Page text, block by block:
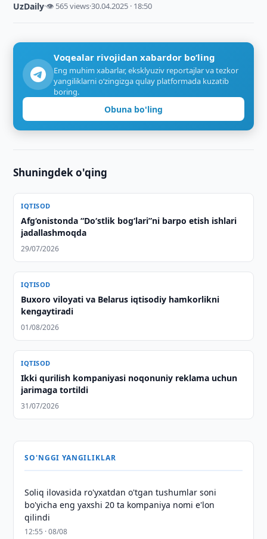
UzDaily·👁 565 views·30.04.2025 · 18:50
Voqealar rivojidan xabardor bo‘ling
Eng muhim xabarlar, eksklyuziv reportajlar va tezkor
yangiliklarni o‘zingizga qulay platformada kuzatib
boring.
Obuna bo'ling
Shuningdek o'qing
IQTISOD
Afg‘onistonda “Do‘stlik bog‘lari”ni barpo etish ishlari
jadallashmoqda
29/07/2026
IQTISOD
Buxoro viloyati va Belarus iqtisodiy hamkorlikni
kengaytiradi
01/08/2026
IQTISOD
Ikki qurilish kompaniyasi noqonuniy reklama uchun
jarimaga tortildi
31/07/2026
SO'NGGI YANGILIKLAR
Soliq ilovasida ro'yxatdan o'tgan tushumlar soni
bo'yicha eng yaxshi 20 ta kompaniya nomi e'lon
qilindi
12:55 · 08/08